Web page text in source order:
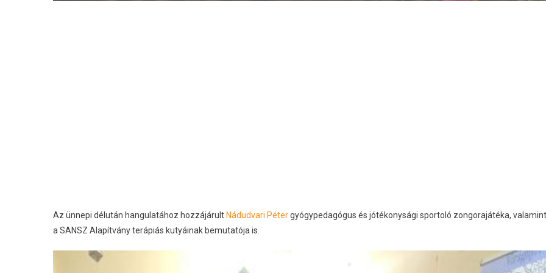
Az ünnepi délután hangulatához hozzájárult Nádudvari Pétergyógypedagógus és jótékonysági sportoló zongorajátéka, valamint
a SANSZ Alapítvány terápiás kutyáinak bemutatója is.